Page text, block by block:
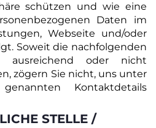
schützen und wie eine
Daten im
Webseite und/oder
Soweit die nachfolgenden
ausreichend oder nicht
zögern Sie nicht, uns unter
Kontaktdetails
STELLE /